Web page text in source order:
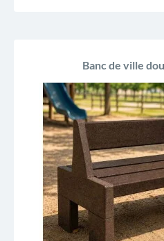
Banc de ville